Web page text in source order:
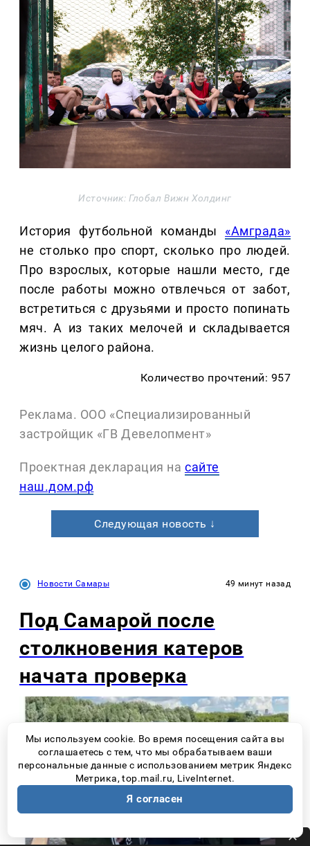
Источник: Глобал Вижн Холдинг
История футбольной команды «Амграда»
не столько про спорт, сколько про людей.
Про взрослых, которые нашли место, где
после работы можно отвлечься от забот,
встретиться с друзьями и просто попинать
мяч. А из таких мелочей и складывается
жизнь целого района.
Количество прочтений: 957
Реклама. ООО «Специализированный
застройщик «ГВ Девелопмент»
Проектная декларация на сайте
наш.дом.рф
Следующая новость ↓
Новости Самары 49 минут назад
Под Самарой после
столкновения катеров
начата проверка
Мы используем cookie. Во время посещения сайта вы
соглашаетесь с тем, что мы обрабатываем ваши
персональные данные с использованием метрик Яндекс
Метрика, top.mail.ru, LiveInternet.
Я согласен